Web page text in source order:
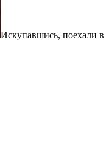
Искупавшись, поехали в